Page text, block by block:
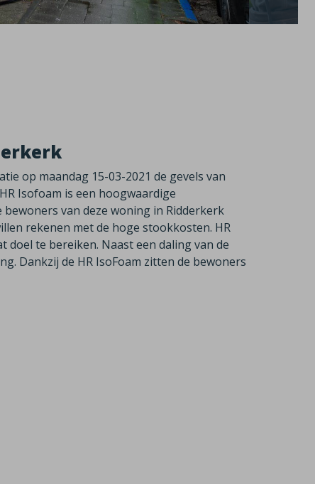
op maandag 15-03-2021 de gevels van
Isofoam is een hoogwaardige
van deze woning in Ridderkerk
rekenen met de hoge stookkosten. HR
doel te bereiken. Naast een daling van de
Dankzij de HR IsoFoam zitten de bewoners